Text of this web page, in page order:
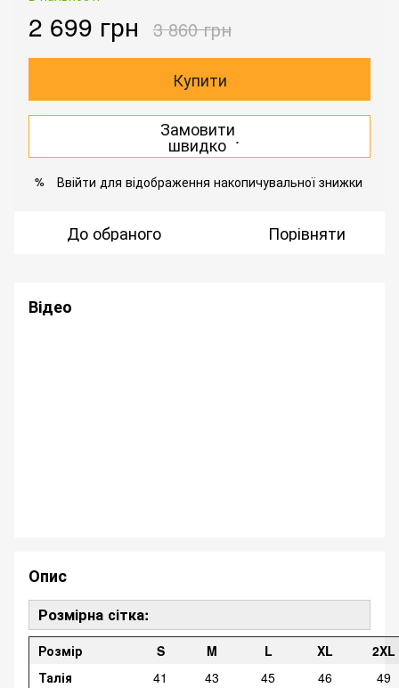
2 699 грн 3 860 грн
Купити
Замовити
швидко .
% Ввійти для відображення накопичувальної знижки
До обраного Порівняти
Відео
Опис
Розмірна сітка:
Розмір S M L XL
2XL
Талія
41 43 45 46
49